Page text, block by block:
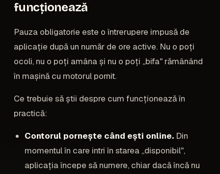
funcționează
Pauza obligatorie este o întrerupere impusă de
aplicație după un număr de ore active. Nu o poți
ocoli, nu o poți amâna și nu o poți „bifa" rămânând
în mașină cu motorul pornit.
Ce trebuie să știi despre cum funcționează în
practică:
Contorul pornește când ești online. Din
momentul în care intri în starea „disponibil",
aplicația începe să numere, chiar dacă încă nu